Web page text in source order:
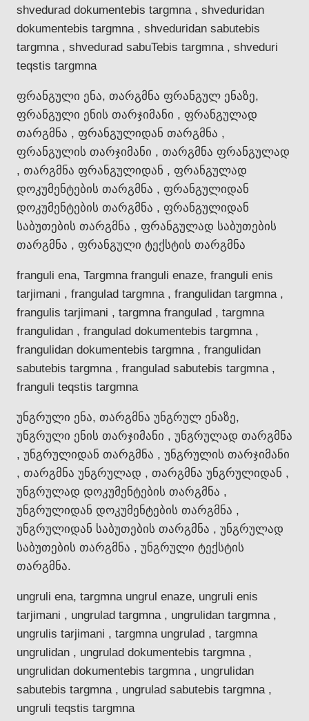
shvedurad dokumentebis targmna , shveduridan
dokumentebis targmna , shveduridan sabutebis
targmna , shvedurad sabuTebis targmna , shveduri
teqstis targmna
ფრანგული ენა, თარგმნა ფრანგულ ენაზე,
ფრანგული ენის თარჯიმანი , ფრანგულად
თარგმნა , ფრანგულიდან თარგმნა ,
ფრანგულის თარჯიმანი , თარგმნა ფრანგულად
, თარგმნა ფრანგულიდან , ფრანგულად
დოკუმენტების თარგმნა , ფრანგულიდან
დოკუმენტების თარგმნა , ფრანგულიდან
საბუთების თარგმნა , ფრანგულად საბუთების
თარგმნა , ფრანგული ტექსტის თარგმნა
franguli ena, Targmna franguli enaze, franguli enis
tarjimani , frangulad targmna , frangulidan targmna ,
frangulis tarjimani , targmna frangulad , targmna
frangulidan , frangulad dokumentebis targmna ,
frangulidan dokumentebis targmna , frangulidan
sabutebis targmna , frangulad sabutebis targmna ,
franguli teqstis targmna
უნგრული ენა, თარგმნა უნგრულ ენაზე,
უნგრული ენის თარჯიმანი , უნგრულად თარგმნა
, უნგრულიდან თარგმნა , უნგრულის თარჯიმანი
, თარგმნა უნგრულად , თარგმნა უნგრულიდან ,
უნგრულად დოკუმენტების თარგმნა ,
უნგრულიდან დოკუმენტების თარგმნა ,
უნგრულიდან საბუთების თარგმნა , უნგრულად
საბუთების თარგმნა , უნგრული ტექსტის
თარგმნა.
ungruli ena, targmna ungrul enaze, ungruli enis
tarjimani , ungrulad targmna , ungrulidan targmna ,
ungrulis tarjimani , targmna ungrulad , targmna
ungrulidan , ungrulad dokumentebis targmna ,
ungrulidan dokumentebis targmna , ungrulidan
sabutebis targmna , ungrulad sabutebis targmna ,
ungruli teqstis targmna